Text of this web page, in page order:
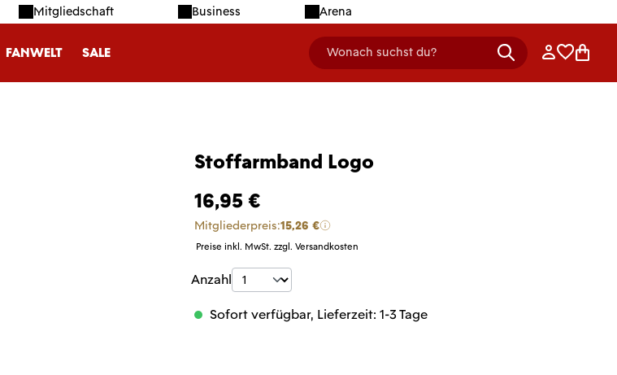
Mitgliedschaft Business Arena
FANWELT SALE Wonach suchst du?
header.searchDescription Anmelden
Stoffarmband Logo
16,95 €
Mitgliederpreis:15,26 €
Preise inkl. MwSt. zzgl. Versandkosten
Produkt Anzahl: Gib den gewünschten Wert
Anzahl
Sofort verfügbar, Lieferzeit: 1-3 Tage